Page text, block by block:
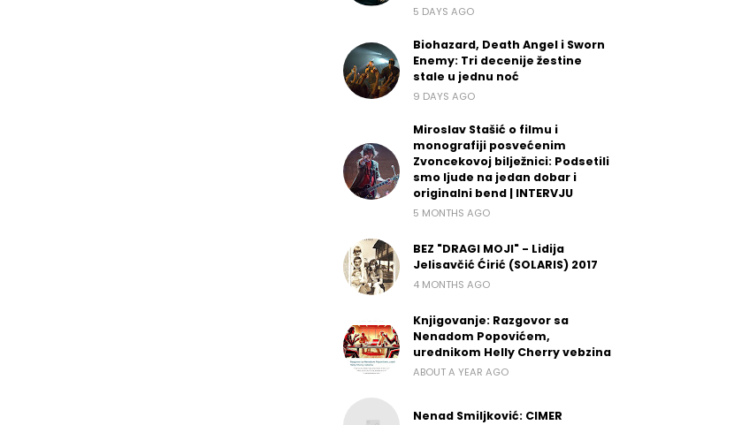
5 DAYS AGO
Biohazard, Death Angel i Sworn
Enemy: Tri decenije žestine
stale u jednu noć
9 DAYS AGO
Miroslav Stašić o filmu i
monografiji posvećenim
Zvoncekovoj bilježnici: Podsetili
smo ljude na jedan dobar i
originalni bend | INTERVJU
5 MONTHS AGO
BEZ "DRAGI MOJI" - Lidija
Jelisavčić Ćirić (SOLARIS) 2017
4 MONTHS AGO
Knjigovanje: Razgovor sa
Nenadom Popovićem,
urednikom Helly Cherry vebzina
ABOUT A YEAR AGO
Nenad Smiljković: CIMER